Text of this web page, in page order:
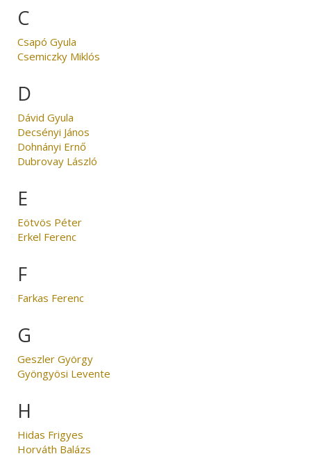
C
Csapó Gyula
Csemiczky Miklós
D
Dávid Gyula
Decsényi János
Dohnányi Ernő
Dubrovay László
E
Eötvös Péter
Erkel Ferenc
F
Farkas Ferenc
G
Geszler György
Gyöngyösi Levente
H
Hidas Frigyes
Horváth Balázs